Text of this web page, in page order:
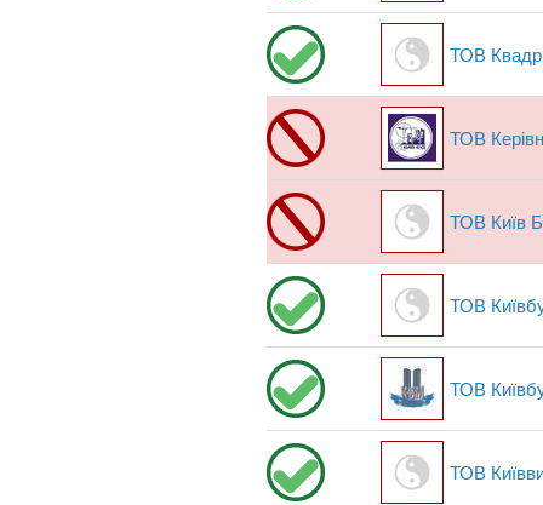
ТОВ Квадр
ТОВ
ТОВ Київ
ТОВ
ТОВ
ТОВ